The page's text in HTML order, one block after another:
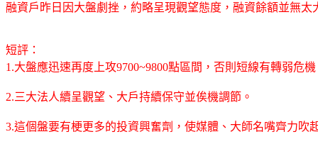
融資戶昨日因大盤劇挫，約略呈現觀望態度，融資餘額並無
短評：
1.大盤應迅速再度上攻9700~9800點區間，否則短線有轉弱危機
2.三大法人續呈觀望、大戶持續保守並俟機調節。
3.這個盤要有梗更多的投資興奮劑，使媒體、大師名嘴齊力